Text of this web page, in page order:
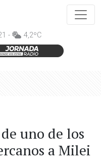
- 4,2ºC
uno de los
a Milei